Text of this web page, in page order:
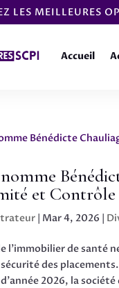
LES MEILLEURES
Accueil
et
| Mar 4, 2026 |
l’immobilier de santé
des placements.
2026, la